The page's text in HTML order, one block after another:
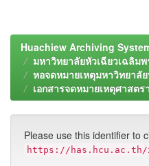
Huachiew Archiving
มหาวิทยาลัยหัวเฉียวเฉลิมพ
หอจดหมายเหตุมหาวิทยาลั
เอกสารจดหมายเหตุศาสต
Please use this identifier to
https://has.hcu.ac.th/